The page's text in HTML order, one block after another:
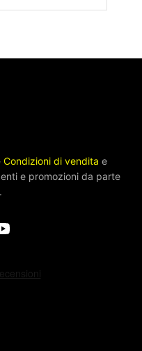
Condizioni di vendita e
e promozioni da parte